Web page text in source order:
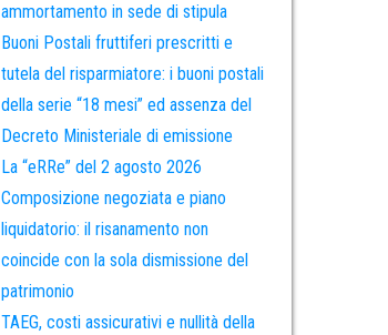
ammortamento in sede di stipula
Buoni Postali fruttiferi prescritti e
tutela del risparmiatore: i buoni postali
della serie “18 mesi” ed assenza del
Decreto Ministeriale di emissione
La “eRRe” del 2 agosto 2026
Composizione negoziata e piano
liquidatorio: il risanamento non
coincide con la sola dismissione del
patrimonio
TAEG, costi assicurativi e nullità della